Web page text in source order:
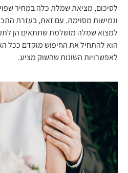
לסיכום, מציאת שמלת כלה במחיר
וגמישות מסוימת. עם זאת, בעזרת
למצוא שמלה מושלמת שתתאים הן
הוא להתחיל את החיפוש מוקדם ככל
לאפשרויות השונות שהשוק מציע.